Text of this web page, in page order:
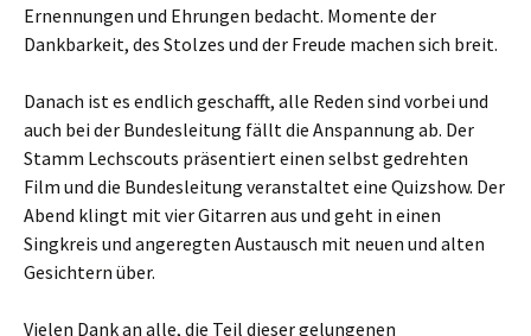
Ernennungen und Ehrungen bedacht. Momente der
Dankbarkeit, des Stolzes und der Freude machen sich breit.
Danach ist es endlich geschafft, alle Reden sind vorbei und
auch bei der Bundesleitung fällt die Anspannung ab. Der
Stamm Lechscouts präsentiert einen selbst gedrehten
Film und die Bundesleitung veranstaltet eine Quizshow. Der
Abend klingt mit vier Gitarren aus und geht in einen
Singkreis und angeregten Austausch mit neuen und alten
Gesichtern über.
Vielen Dank an alle, die Teil dieser gelungenen